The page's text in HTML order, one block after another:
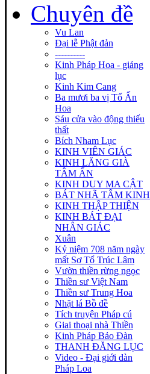
Chuyên đề
Vu Lan
Đại lễ Phật đản
----------
Kinh Pháp Hoa - giảng
lục
Kinh Kim Cang
Ba mươi ba vị Tổ Ấn
Hoa
Sáu cửa vào động thiếu
thất
Bích Nham Lục
KINH VIÊN GIÁC
KINH LĂNG GIÀ
TÂM ẤN
KINH DUY MA CẬT
BÁT NHÃ TÂM KINH
KINH THẬP THIỆN
KINH BÁT ĐẠI
NHÂN GIÁC
Xuân
Kỷ niệm 708 năm ngày
mất Sơ Tổ Trúc Lâm
Vườn thiền rừng ngọc
Thiền sư Việt Nam
Thiền sư Trung Hoa
Nhặt lá Bồ đề
Tích truyện Pháp cú
Giai thoại nhà Thiền
Kinh Pháp Bảo Đàn
THANH ĐĂNG LỤC
Video - Đại giới dàn
Pháp Loa